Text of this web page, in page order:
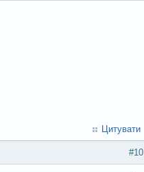
Цитувати
#10